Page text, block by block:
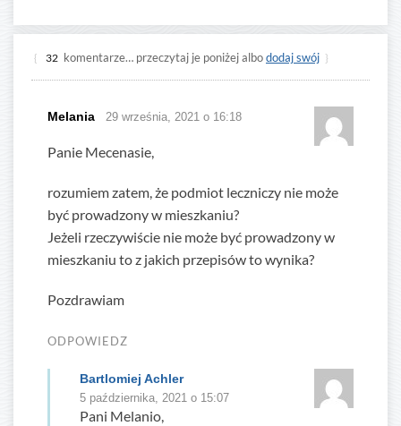
{ 32 komentarze… przeczytaj je poniżej albododaj swój }
Melania 29 września, 2021 o 16:18
Panie Mecenasie,
rozumiem zatem, że podmiot leczniczy nie może
być prowadzony w mieszkaniu?
Jeżeli rzeczywiście nie może być prowadzony w
mieszkaniu to z jakich przepisów to wynika?
Pozdrawiam
ODPOWIEDZ
Bartlomiej Achler
5 października, 2021 o 15:07
Pani Melanio,